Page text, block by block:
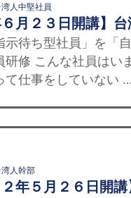
湾人中堅社員
６月２３日開講】
示待ち型社員」を「
研修 こんな社員は
て仕事をしていない
湾人幹部
２年５月２６日開